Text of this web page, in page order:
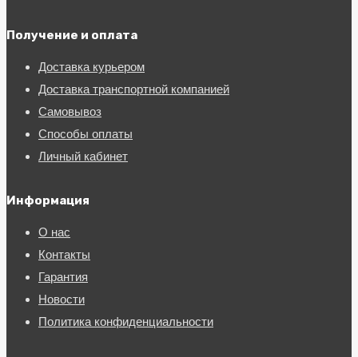
Получение и оплата
Доставка курьером
Доставка транспортной компанией
Самовывоз
Способы оплаты
Личный кабинет
Информация
О нас
Контакты
Гарантия
Новости
Политика конфиденциальности